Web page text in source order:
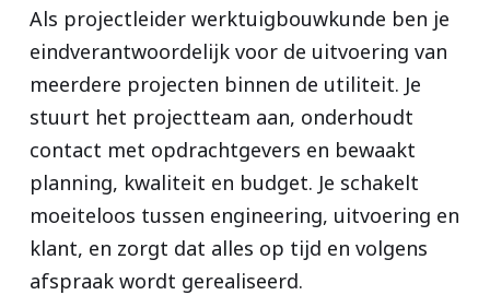
Als projectleider werktuigbouwkunde ben je
eindverantwoordelijk voor de uitvoering van
meerdere projecten binnen de utiliteit. Je
stuurt het projectteam aan, onderhoudt
contact met opdrachtgevers en bewaakt
planning, kwaliteit en budget. Je schakelt
moeiteloos tussen engineering, uitvoering en
klant, en zorgt dat alles op tijd en volgens
afspraak wordt gerealiseerd.